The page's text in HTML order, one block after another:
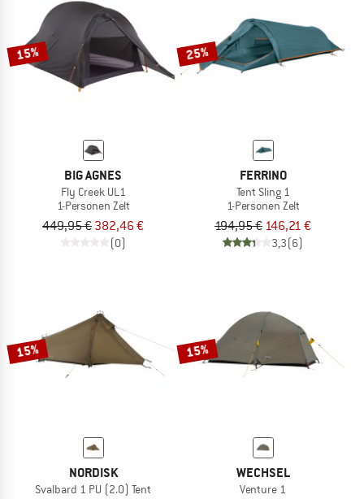
15%
BIG AGNES
Fly Creek UL1
1-Personen Zelt
449,95 € 382,46 €
(0)
25%
FERRINO
Tent Sling 1
1-Personen Zelt
194,95 € 146,21 €
3,3(6)
15%
NORDISK
Svalbard 1 PU (2.0) Tent
15%
WECHSEL
Venture 1